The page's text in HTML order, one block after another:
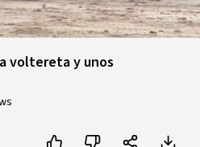
Video
voltereta y unos